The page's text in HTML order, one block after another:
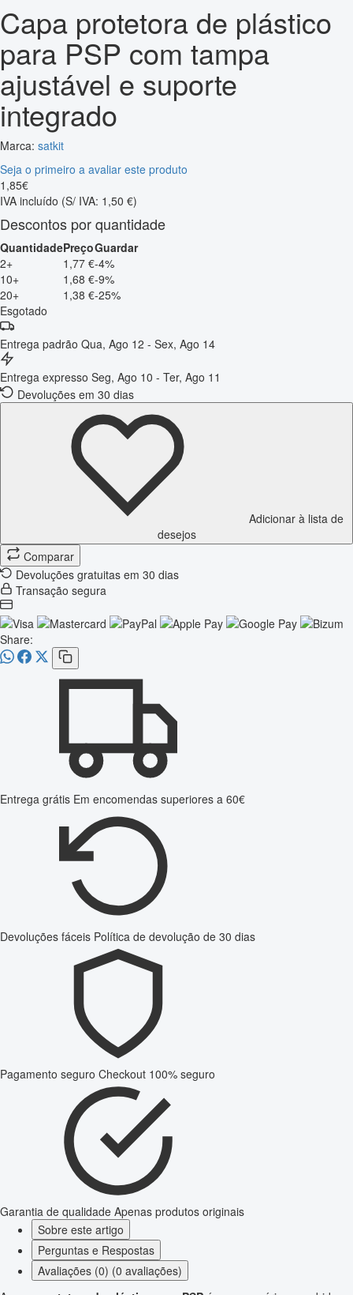
Capa protetora de plástico
para PSP com tampa
ajustável e suporte
integrado
Marca: satkit
Seja o primeiro a avaliar este produto
1 ,85€
IVA incluído (S/ IVA: 1,50 €)
Descontos por quantidade
QuantidadePreçoGuardar
2+
1,77 €-4%
10+
1,68 €-9%
20+
1,38 €-25%
Esgotado
Entrega padrão Qua, Ago 12 - Sex, Ago 14
Entrega expresso Seg, Ago 10 - Ter, Ago 11
Devoluções em 30 dias
Adicionar à lista de
desejos
Comparar
Devoluções gratuitas em 30 dias
Transação segura
Share:
Entrega grátis Em encomendas superiores a 60€
Devoluções fáceis Política de devolução de 30 dias
Pagamento seguro Checkout 100% seguro
Garantia de qualidade Apenas produtos originais
Sobre este artigo
Perguntas e Respostas
Avaliações (0) (0 avaliações)